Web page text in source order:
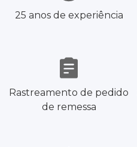
25 anos de experiência
Rastreamento de pedido
de remessa